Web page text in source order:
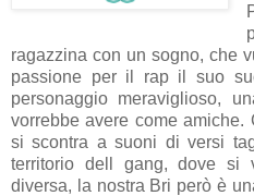
ragazzina con un sogno, che
passione per il rap il suo
personaggio meraviglioso,
vorrebbe avere come
si scontra a suoni di versi
territorio dell gang, dove
diversa, la nostra Bri però è